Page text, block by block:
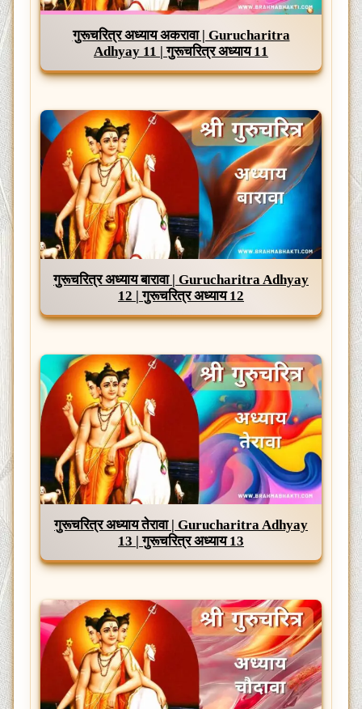
गुरूचरित्र अध्याय अकरावा | Gurucharitra
Adhyay 11 | गुरूचरित्र अध्याय 11
गुरूचरित्र अध्याय बारावा | Gurucharitra Adhyay
12 | गुरूचरित्र अध्याय 12
गुरूचरित्र अध्याय तेरावा | Gurucharitra Adhyay
13 | गुरूचरित्र अध्याय 13